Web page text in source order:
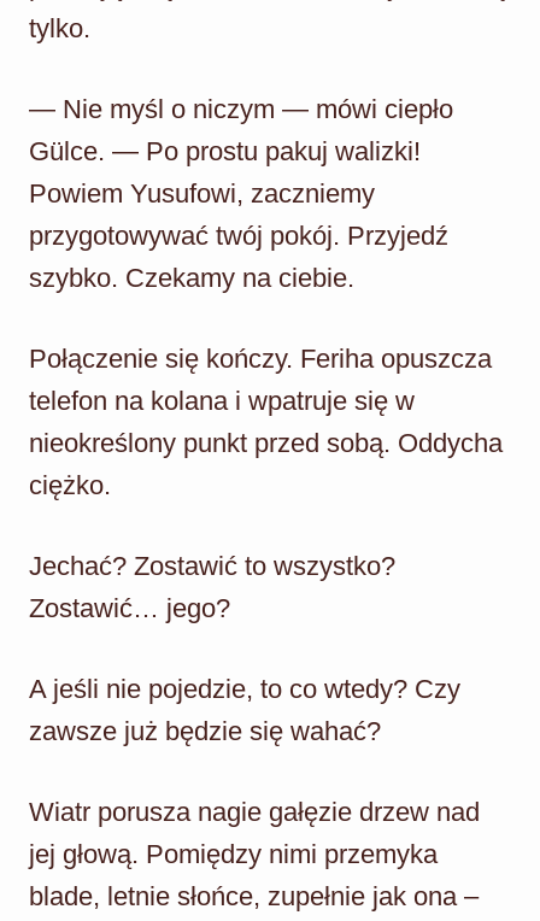
tylko.
— Nie myśl o niczym — mówi ciepło
Gülce. — Po prostu pakuj walizki!
Powiem Yusufowi, zaczniemy
przygotowywać twój pokój. Przyjedź
szybko. Czekamy na ciebie.
Połączenie się kończy. Feriha opuszcza
telefon na kolana i wpatruje się w
nieokreślony punkt przed sobą. Oddycha
ciężko.
Jechać? Zostawić to wszystko?
Zostawić… jego?
A jeśli nie pojedzie, to co wtedy? Czy
zawsze już będzie się wahać?
Wiatr porusza nagie gałęzie drzew nad
jej głową. Pomiędzy nimi przemyka
blade, letnie słońce, zupełnie jak ona –